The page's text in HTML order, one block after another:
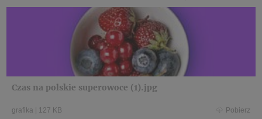
Czas na polskie superowoce (1).jpg
grafika | 127 KB Pobierz